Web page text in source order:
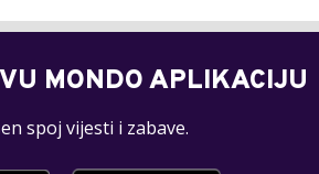
MONDO APLIKACIJU
spoj vijesti i zabave.